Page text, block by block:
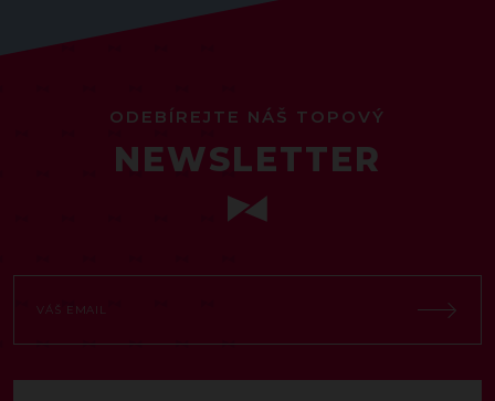
ODEBÍREJTE NÁŠ TOPOVÝ
NEWSLETTER